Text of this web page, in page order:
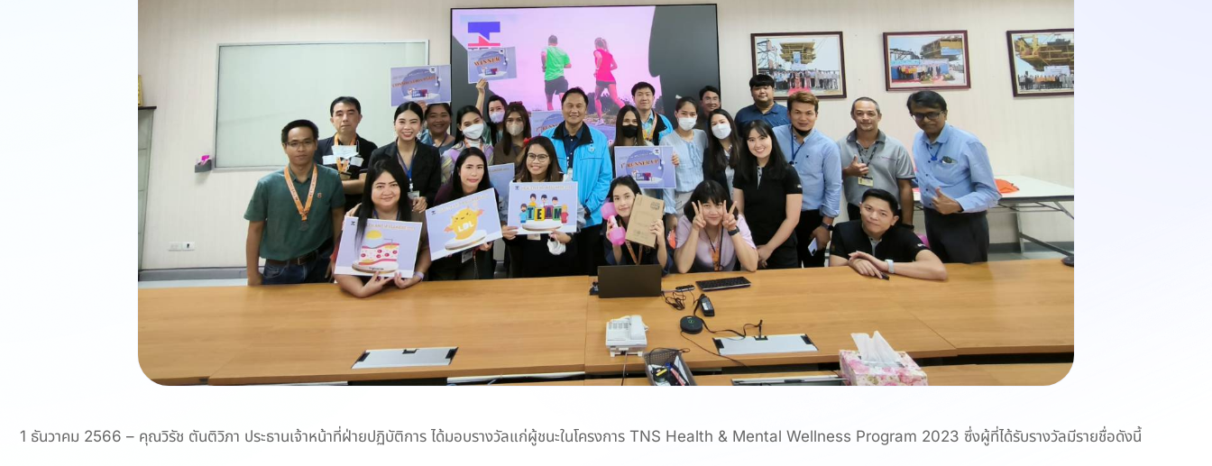
1 ธันวาคม 2566 – คุณวิรัช ตันติวิภา ประธานเจ้าหน้าที่ฝ่ายปฏิบัติการ ได้มอบรางวัลแก่ผู้ชนะในโครงการ TNS Health & Mental Wellness Program 2023 ซึ่งผู้ที่ได้รับรางวัลมีรายชื่อดังนี้